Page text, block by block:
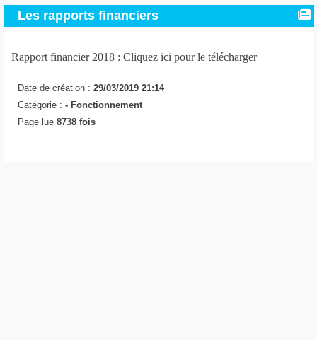
Les rapports financiers
Rapport financier 2018 : Cliquez ici pour le télécharger
Date de création : 29/03/2019 21:14
Catégorie : - Fonctionnement
Page lue 8738 fois